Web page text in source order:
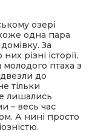
озері
одна пара
За
різні історії.
птаха з
до
тільки
лишались
– весь час
А нині просто